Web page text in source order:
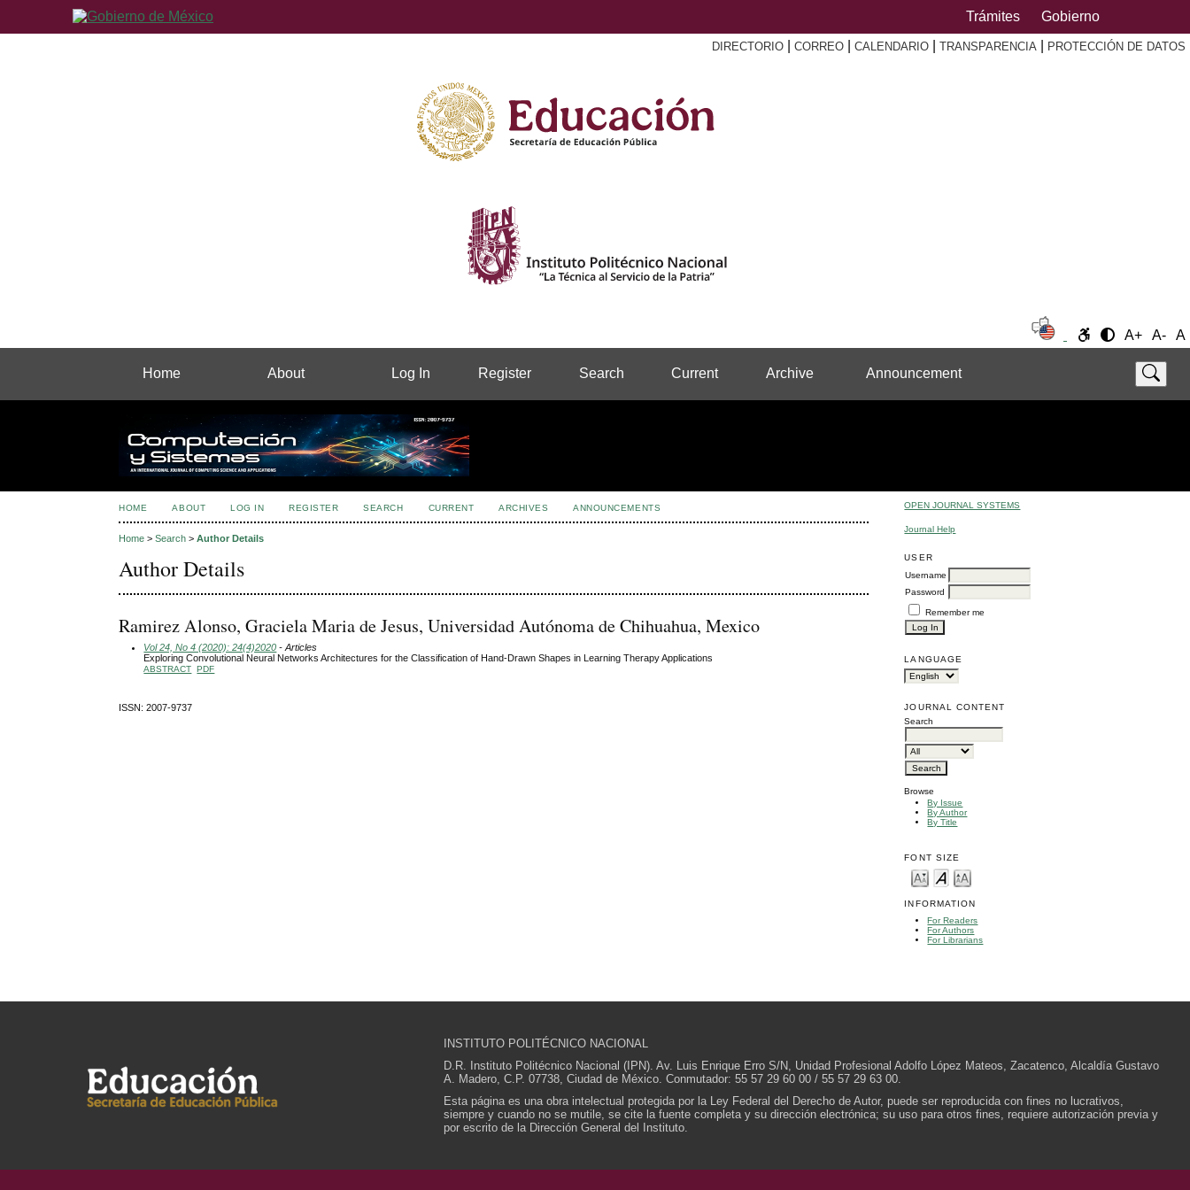
Trámites Gobierno
DIRECTORIO CORREO CALENDARIO TRANSPARENCIA PROTECCIÓN DE DATOS
A+ A- A
Home About Log In Register Search Current Archive Announcement
OPEN JOURNAL SYSTEMS
Journal Help
USER
Username
Password
Remember me
LANGUAGE
JOURNAL CONTENT
Search
Browse
By Issue
By Author
By Title
FONT SIZE
INFORMATION
For Readers
For Authors
For Librarians
HOME ABOUT LOG IN REGISTER SEARCH CURRENT ARCHIVES ANNOUNCEMENTS
Home >Search >Author Details
Author Details
Ramirez Alonso, Graciela Maria de Jesus, Universidad Autónoma de Chihuahua, Mexico
Vol 24, No 4 (2020): 24(4)2020 - Articles
Exploring Convolutional Neural Networks Architectures for the Classification of Hand-Drawn Shapes in Learning Therapy Applications
ABSTRACT PDF
ISSN: 2007-9737
INSTITUTO POLITÉCNICO NACIONAL
D.R. Instituto Politécnico Nacional (IPN). Av. Luis Enrique Erro S/N, Unidad Profesional Adolfo López Mateos, Zacatenco, Alcaldía Gustavo
A. Madero, C.P. 07738, Ciudad de México. Conmutador: 55 57 29 60 00 / 55 57 29 63 00.
Esta página es una obra intelectual protegida por la Ley Federal del Derecho de Autor, puede ser reproducida con fines no lucrativos,
siempre y cuando no se mutile, se cite la fuente completa y su dirección electrónica; su uso para otros fines, requiere autorización previa y
por escrito de la Dirección General del Instituto.